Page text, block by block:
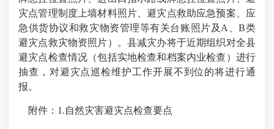
灾点管理制度上墙材料照片、避灾点救助应急预案、应
急供货协议和救灾物资管理等有关台账照片及A、B类
避灾点救灾物资照片）。县减灾办将于近期组织对全县
避灾点检查情况（包括实地检查和档案内业检查）进行
抽查，对避灾点巡检维护工作开展不到位的将进行通
报。
附件：1.自然灾害避灾点检查要点